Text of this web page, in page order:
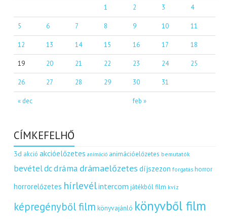
« dec feb »
1 2 3 4
5 6 7 8 9 10 11
12 13 14 15 16 17 18
19 20 21 22 23 24 25
26 27 28 29 30 31
CÍMKEFELHŐ
3d akció akcióelőzetes animáció animációelőzetes bemutatók
bevételdcdráma drámaelőzetes díjszezon forgatás horror
horrorelőzetes hírlevélintercom játékból film kvíz
képregényből film könyvajánló könyvből film